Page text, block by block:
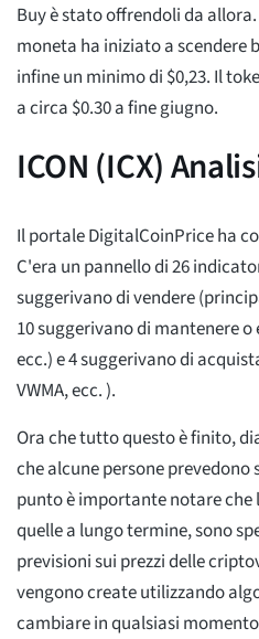
Buy è stato offrendoli da
moneta ha iniziato a scendere
infine un minimo di $0,23. Il
a circa $0.30 a fine giugno.
ICON (ICX)
Il portale DigitalCoinPrice ha
C'era un pannello di 26
suggerivano di vendere
10 suggerivano di mantenere o
ecc.) e 4 suggerivano di
VWMA, ecc. ).
Ora che tutto questo è finito,
che alcune persone prevedono
punto è importante notare
quelle a lungo termine, sono
previsioni sui prezzi delle
vengono create utilizzando
cambiare in qualsiasi